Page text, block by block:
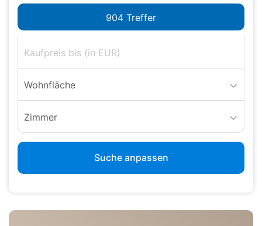
Wohnfläche
Zimmer
Suche anpassen